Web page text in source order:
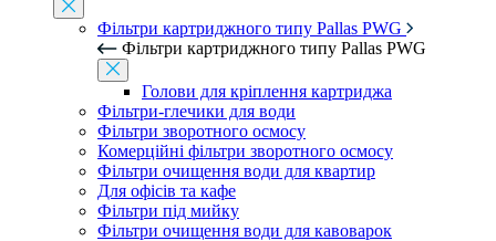
Фільтри картриджного типу Pallas PWG
Фільтри картриджного типу Pallas PWG
Голови для кріплення картриджа
Фільтри-глечики для води
Фільтри зворотного осмосу
Комерційні фільтри зворотного осмосу
Фільтри очищення води для квартир
Для офісів та кафе
Фільтри під мийку
Фільтри очищення води для кавоварок